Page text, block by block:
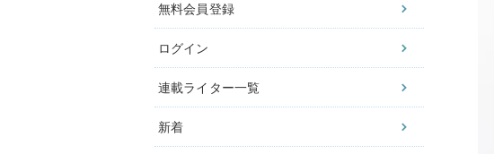
無料会員登録
ログイン
連載ライター一覧
新着